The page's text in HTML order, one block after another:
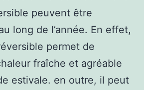
peuvent être
long de l’année. En effet,
permet de
fraîche et agréable
estivale. en outre, il peut